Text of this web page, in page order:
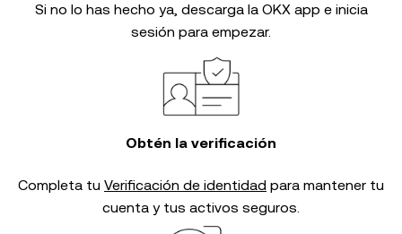
Si no lo has hecho ya, descarga la OKX app e inicia
sesión para empezar.
Obtén la verificación
Completa tu Verificación de identidad para mantener tu
cuenta y tus activos seguros.